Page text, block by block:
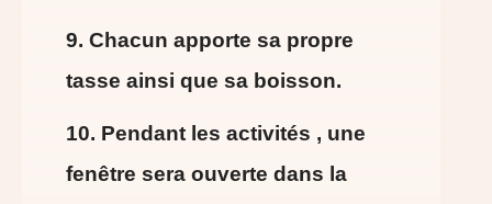
9. Chacun apporte sa propre
tasse ainsi que sa boisson.
10. Pendant les activités , une
fenêtre sera ouverte dans la